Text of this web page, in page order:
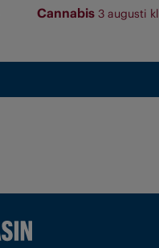
Cannabis 3 augusti